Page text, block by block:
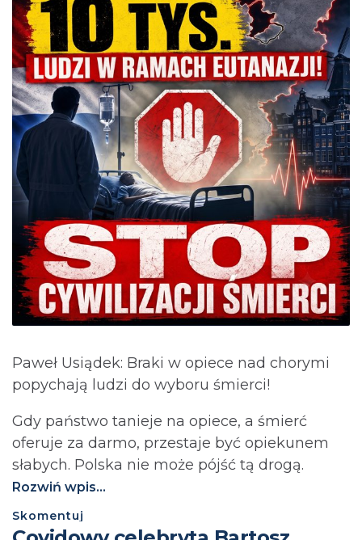
Paweł Usiądek: Braki w opiece nad chorymi
popychają ludzi do wyboru śmierci!
Gdy państwo tanieje na opiece, a śmierć
oferuje za darmo, przestaje być opiekunem
słabych. Polska nie może pójść tą drogą.⁩
Rozwiń wpis...
Skomentuj